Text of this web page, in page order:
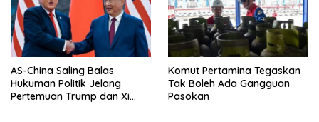
AS-China Saling Balas
Hukuman Politik Jelang
Pertemuan Trump dan Xi
Komut Pertamina Tegaskan
Tak Boleh Ada Gangguan
Pasokan